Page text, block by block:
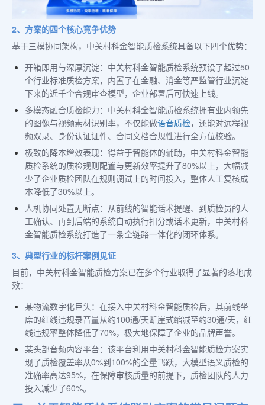
2、方案的四个核心竞争优势
基于三模协同架构，中关村科金智能质检系统具备以下四个优势：
开箱即用与深厚沉淀：中关村科金智能质检系统预设了超过50
个行业标准质检方案，内置了在金融、消金等严监管行业沉淀
下来的近千个合规审查模型，企业部署后可快速上线。
多模态融合质检能力：中关村科金智能质检系统拥有业内领先
的图像与视频素材识别率，不仅能做语音质检，还能对远程视
频双录、身份认证证件、合同文档合规性进行全方位校验。
极致的降本增效表现：得益于智能体的辅助，中关村科金智能
质检系统的质检规则配置与更新效率提升了80%以上，大幅减
少了企业质检团队在规则调试上的时间投入，整体人工复核成
本降低了30%以上。
人机协同处置无断点：从前线的智能话术提醒、到质检员的人
工确认、再到后端的系统自动执行扣分或话术更新，中关村科
金智能质检系统打造了一条全链路一体化的闭环体系。
3、典型行业的标杆案例见证
目前，中关村科金智能质检方案已在多个行业取得了显著的落地成
效：
某物流数字化巨头：在接入中关村科金智能质检后，其前线坐
席的红线违规录音量从约100通/天断崖式缩减至约30通/天，红
线违规率整体降低了70%，极大地保障了企业的品牌声誉。
某头部音频内容平台：该平台利用中关村科金智能质检方案实
现了质检覆盖率从0%到100%的全量飞跃，大模型语义质检的
准确率高达95%，在保障审核质量的前提下，质检团队的人力
投入减少了60%。